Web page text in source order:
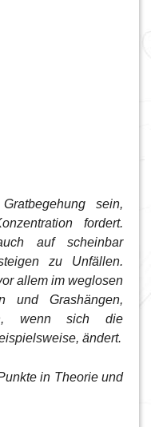
sein,
fordert.
auf scheinbar
zu Unfällen.
allem im weglosen
und Grashängen,
wenn sich die
ändert.
in Theorie und